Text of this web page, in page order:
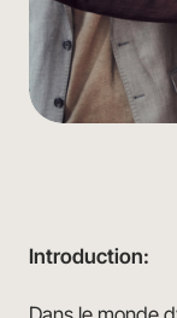
Introduction: